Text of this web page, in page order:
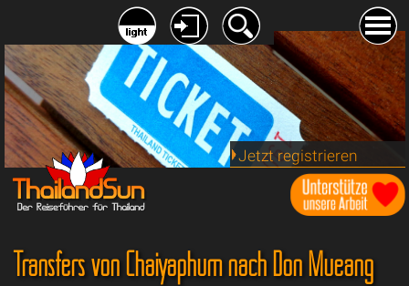
Jetzt registrieren
Transfers von Chaiyaphum nach Don Mueang